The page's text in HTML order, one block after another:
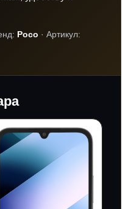
Poco · Артикул: